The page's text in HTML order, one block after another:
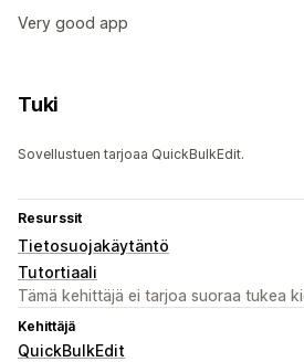
Very good app
Tuki
Sovellustuen tarjoaa QuickBulkEdit.
Resurssit
Tietosuojakäytäntö
Tutortiaali
Tämä kehittäjä ei tarjoa suoraa tukea
Kehittäjä
QuickBulkEdit